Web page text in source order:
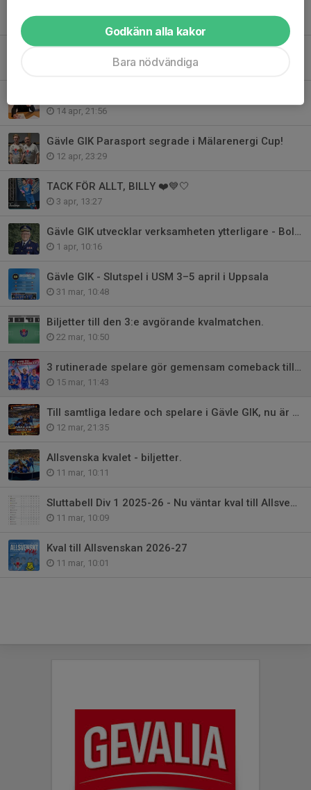
14 apr, 21:56
Gävle GIK Parasport segrade i Mälarenergi Cup!
12 apr, 23:29
TACK FÖR ALLT, BILLY ❤️💙🤍
3 apr, 13:27
Gävle GIK utvecklar verksamheten ytterligare - Bollförvaring.
1 apr, 10:16
Gävle GIK - Slutspel i USM 3–5 april i Uppsala
31 mar, 10:48
Biljetter till den 3:e avgörande kvalmatchen.
22 mar, 10:50
3 rutinerade spelare gör gemensam comeback till kvalet.
15 mar, 11:43
Till samtliga ledare och spelare i Gävle GIK, nu är det kvalfeber!
12 mar, 21:35
Allsvenska kvalet - biljetter.
11 mar, 10:11
Sluttabell Div 1 2025-26 - Nu väntar kval till Allsvenskan.
11 mar, 10:09
Kval till Allsvenskan 2026-27
11 mar, 10:01
Godkänn alla kakor
Bara nödvändiga